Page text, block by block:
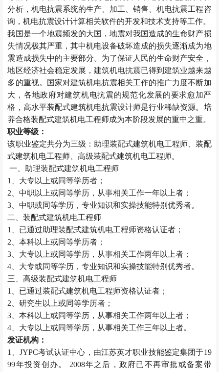
分析，机电抗震系统的生产、加工、销售、机电抗震工程咨
询，机电抗震设计计算相关软件的开发和技术支持等工作。
我国是一个地震频发的大国，地震对我国造成的生命财产损
失情况极其严重，其中机电设备破坏造成的损失逐渐成为地
震造成损失中的主要部分。为了保证人民的生命财产安全，
地区经济社会稳定发展，建筑机电抗震已得到建筑业越来越
多的重视。国家对建筑机电抗震相关工作的推广力度不断加
大，各地政府对建筑机电抗震的规范化发展的要求愈加严
格，高水平装配式建筑机电抗震设计师是行业稀缺资源。培
养合格装配式建筑机电工程师成为本阶段发展的重中之重。
职业等级：
该职业鉴定共分为三级：助理装配式建筑机电工程师、装配
式建筑机电工程师、高级装配式建筑机电工程师。
一、助理装配式建筑机电工程师
1、大专以上或同等学历者；
2、中职以上或同等学历，从事相关工作一年以上者；
3、中职或同等学历，专业知识和实操技能特别优秀者。
二、装配式建筑机电工程师
1、已通过助理装配式建筑机电工程师资格认证者；
2、本科以上或同等学历者；
3、大专以上或同等学历，从事相关工作两年以上者；
4、大专或同等学历，专业知识和实操技能特别优秀者。
三、高级装配式建筑机电工程师
1、已通过装配式建筑机电工程师资格认证者；
2、研究生以上或同等学历者；
3、本科以上或同等学历，从事相关工作两年以上者；
4、大专以上或同等学历，从事相关工作三年以上者。
发证机构：
1、JYPC考试认证中心，由江苏英才职业技能鉴定集团于19
99年投资创办。 2008年之后，政府已不再审批或备案带